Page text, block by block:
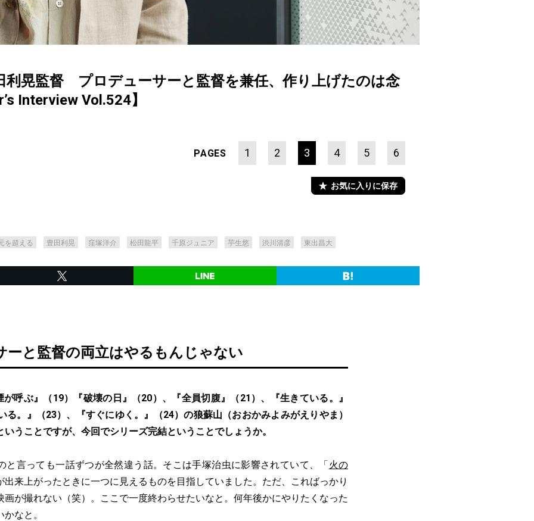
利晃監督 プロデューサーと監督を兼任、作り上げたのは念
Interview Vol.524】
PAGES 1 2 3 4 5 6
お気に入りに保存
を超える 豊田利晃 窪塚洋介 松田龍平 千原ジュニア 芋生悠 渋川清彦 東出昌大
ーと監督の両立はやるもんじゃない
呼ぶ』（19）『破壊の日』（20）、『全員切腹』（21）、『生きている。』
る。』（23）、『すぐにゆく。』（24）の狼蘇山（おおかみよみがえりやま）
うことですが、今回でシリーズ完結ということでしょうか。
と言っても一話ずつが全然違う話。そこは手塚治虫に影響されていて、「火の
出来上がったときに一つに見えるものを目指していました。ただ、こればっかり
画が撮れない（笑）。ここで一度終わらせたいなと。何年後かにやりたくなった
なと。